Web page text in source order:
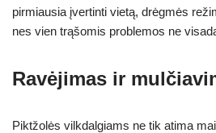
pirmiausia įvertinti vietą, drėgmės
nes vien trąšomis problemos ne
Ravėjimas ir
Piktžolės vilkdalgiams ne tik atima